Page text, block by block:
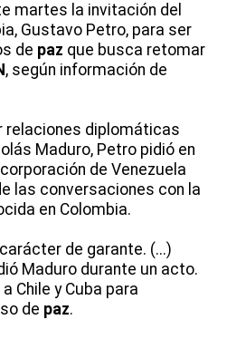
martes la invitación del
Gustavo Petro, para ser
de paz que busca retomar
, según información de
relaciones diplomáticas
Maduro, Petro pidió en
de Venezuela
las conversaciones con la
en Colombia.
de garante. (...)
Maduro durante un acto.
Chile y Cuba para
de paz.